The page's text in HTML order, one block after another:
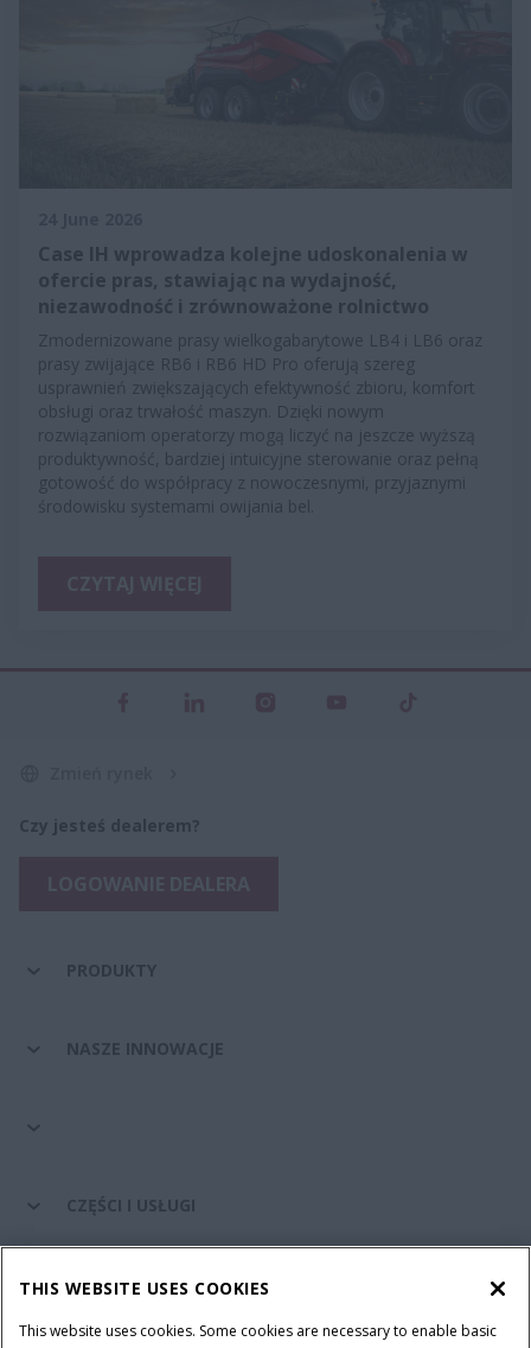
Case IH wprowadza kolejne udoskonalenia w
ofercie pras, stawiając na wydajność,
niezawodność i zrównoważone rolnictwo
Zmodernizowane prasy wielkogabarytowe LB4 i LB6 oraz
prasy zwijające RB6 i RB6 HD Pro oferują szereg
usprawnień zwiększających efektywność zbioru, komfort
obsługi oraz trwałość maszyn. Dzięki nowym
rozwiązaniom operatorzy mogą liczyć na jeszcze wyższą
produktywność, bardziej intuicyjne sterowanie oraz pełną
gotowość do współpracy z nowoczesnymi, przyjaznymi
środowisku systemami owijania bel.
Czy jesteś dealerem?
PRODUKTY
NASZE INNOWACJE
CZĘŚCI I USŁUGI
ŚWIAT CASE IH
THIS WEBSITE USES COOKIES
This website uses cookies. Some cookies are necessary to enable basic